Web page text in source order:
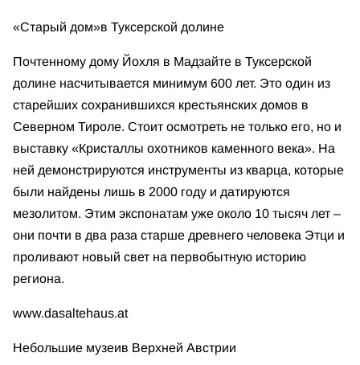
«Старый дом»в Туксерской долине
Почтенному дому Йохля в Мадзайте в Туксерской
долине насчитывается минимум 600 лет. Это один из
старейших сохранившихся крестьянских домов в
Северном Тироле. Стоит осмотреть не только его, но и
выставку «Кристаллы охотников каменного века». На
ней демонстрируются инструменты из кварца, которые
были найдены лишь в 2000 году и датируются
мезолитом. Этим экспонатам уже около 10 тысяч лет –
они почти в два раза старше древнего человека Этци и
проливают новый свет на первобытную историю
региона.
www.dasaltehaus.at
Небольшие музеив Верхней Австрии